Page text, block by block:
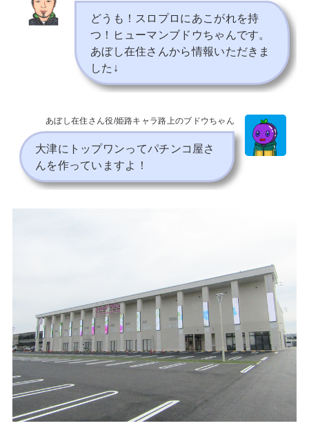
どうも！スロプロにあこがれを持
つ！ヒューマンブドウちゃんです。
あぼし在住さんから情報いただきま
した↓
あぼし在住さん役/姫路キャラ路上のブドウちゃん
大津にトップワンってパチンコ屋さ
んを作っていますよ！